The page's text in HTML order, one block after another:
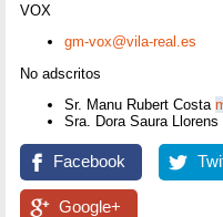
VOX
gm-vox@vila-real.es
No adscritos
Sr. Manu Rubert Costa
Sra. Dora Saura Llorens
Facebook
Google+